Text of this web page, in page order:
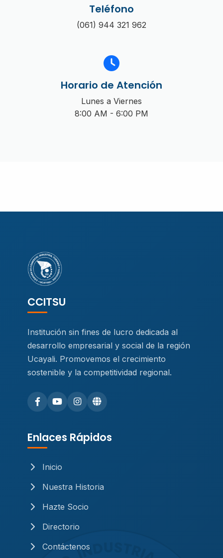
Teléfono
(061) 944 321 962
Horario de Atención
Lunes a Viernes
8:00 AM - 6:00 PM
CCITSU
Institución sin fines de lucro dedicada al
desarrollo empresarial y social de la región
Ucayali. Promovemos el crecimiento
sostenible y la competitividad regional.
Enlaces Rápidos
Inicio
Nuestra Historia
Hazte Socio
Directorio
Contáctenos